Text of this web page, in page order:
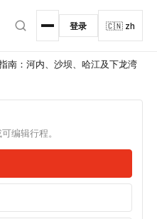
登录 🇨🇳 zh
南：河内、沙坝、哈江及下龙湾
编辑行程。